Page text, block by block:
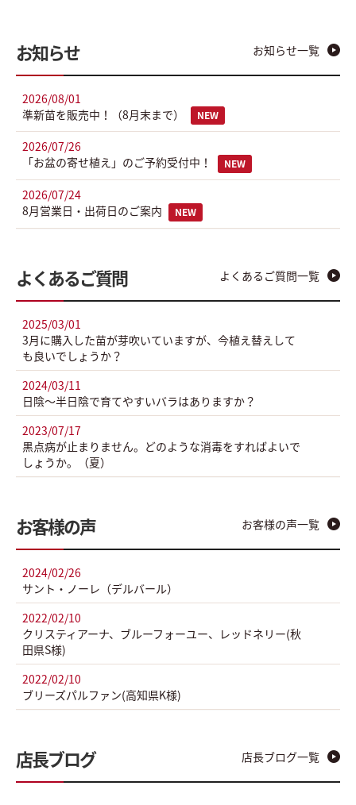
お知らせ お知らせ一覧
2026/08/01
準新苗を販売中！（8月末まで）
NEW
2026/07/26
「お盆の寄せ植え」のご予約受付中！
NEW
2026/07/24
8月営業日・出荷日のご案内
NEW
よくあるご質問 よくあるご質問一覧
2025/03/01
3月に購入した苗が芽吹いていますが、今植え替えして
も良いでしょうか？
2024/03/11
日陰～半日陰で育てやすいバラはありますか？
2023/07/17
黒点病が止まりません。どのような消毒をすればよいで
しょうか。（夏）
お客様の声 お客様の声一覧
2024/02/26
サント・ノーレ（デルバール）
2022/02/10
クリスティアーナ、ブルーフォーユー、レッドネリー(秋
田県S様)
2022/02/10
ブリーズパルファン(高知県K様)
店長ブログ 店長ブログ一覧